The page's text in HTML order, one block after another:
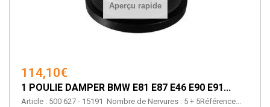
Aperçu rapide
114,10€
1 POULIE DAMPER BMW E81 E87 E46 E90 E91...
Article : 500 627 - 15191 Nombre de Nervures : 5 + 5Référence...